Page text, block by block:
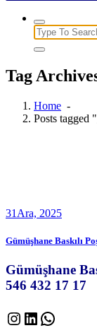
Search
for:
Tag
Home -
Posts tagged
31 Ara, 2025
Gümüşhane Baskılı
Gümüşhane
546 432 17 17
Instagram
LinkedIn